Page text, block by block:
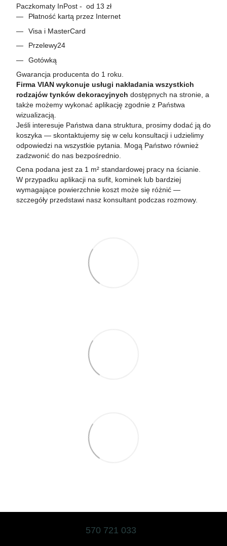
Paczkomaty InPost - od 13 zł
Płatność kartą przez Internet
Visa i MasterCard
Przelewy24
Gotówką
Gwarancja producenta do 1 roku.
Firma VIAN wykonuje usługi nakładania wszystkich
rodzajów tynków dekoracyjnych dostępnych na stronie, a
także możemy wykonać aplikację zgodnie z Państwa
wizualizacją.
Jeśli interesuje Państwa dana struktura, prosimy dodać ją do
koszyka — skontaktujemy się w celu konsultacji i udzielimy
odpowiedzi na wszystkie pytania. Mogą Państwo również
zadzwonić do nas bezpośrednio.
Cena podana jest za 1 m² standardowej pracy na ścianie.
W przypadku aplikacji na sufit, kominek lub bardziej
wymagające powierzchnie koszt może się różnić —
szczegóły przedstawi nasz konsultant podczas rozmowy.
570 721 033